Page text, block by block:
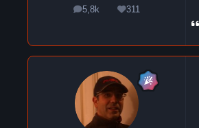
5,8k
messages311
Réputation